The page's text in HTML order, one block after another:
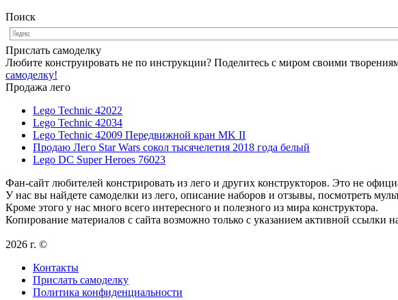
Поиск
Прислать самоделку
Любите конструировать не по инструкции? Поделитесь с миром своими
самоделку!
Продажа лего
Lego Technic 42022
Lego Technic 42034
Lego Technic 42009 Передвижной кран MK II
Продаю Лего Star Wars сокол тысячелетия 2018 года белый
Lego DC Super Heroes 76023
Фан-сайт любителей констрировать из лего и других конструкторов. Это не
У нас вы найдете самоделки из лего, описание наборов и отзывы, посмотреть
Кроме этого у нас много всего интересного и полезного из мира конструктора.
Копирование материалов с сайта возможно только с указанием активной ссылки
2026 г. ©
Контакты
Прислать самоделку
Политика конфиденциальности